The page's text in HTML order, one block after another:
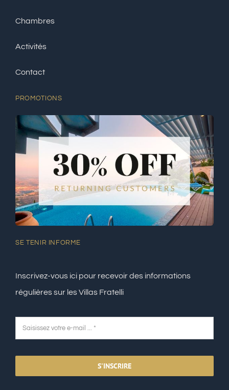
Chambres
Activités
Contact
PROMOTIONS
SE TENIR INFORME
Inscrivez-vous ici pour recevoir des informations
régulières sur les Villas Fratelli
S'INSCRIRE